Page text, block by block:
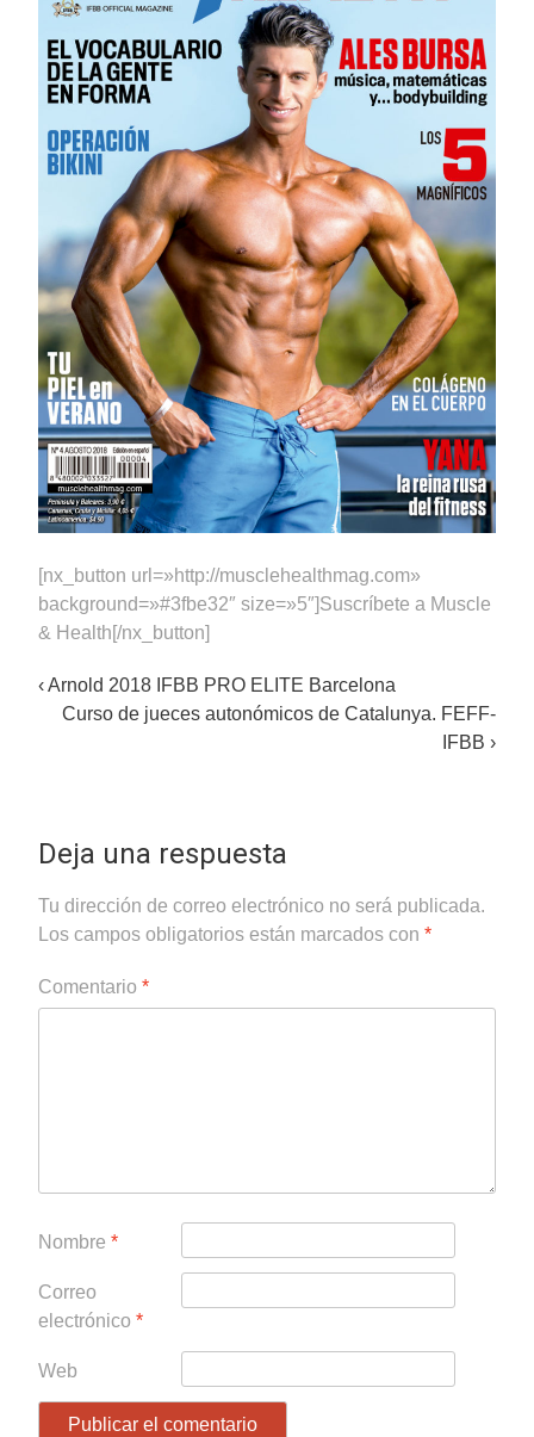
[nx_button url=»http://musclehealthmag.com»
background=»#3fbe32″ size=»5″]Suscríbete a Muscle
& Health[/nx_button]
Post
‹Arnold 2018 IFBB PRO ELITE Barcelona
Curso de jueces autonómicos de Catalunya. FEFF-
IFBB ›
Deja una respuesta
Tu dirección de correo electrónico no será publicada.
Los campos obligatorios están marcados con *
Comentario *
Nombre *
Correo
electrónico *
Web